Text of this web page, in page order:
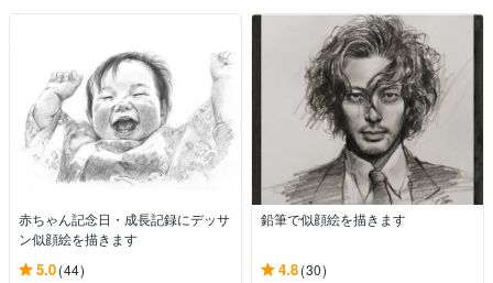
赤ちゃん記念日・成長記録にデッサ
ン似顔絵を描きます
5.0(44)
鉛筆で似顔絵を描きます
4.8(30)